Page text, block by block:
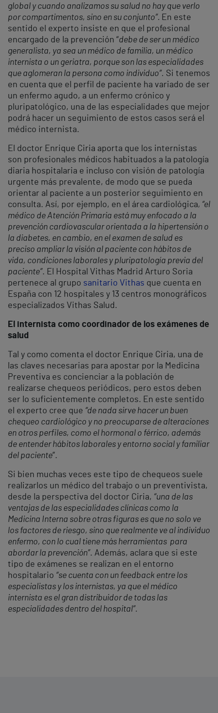
global y cuando analizamos su salud no hay que verlo
por compartimentos, sino en su conjunto”. En este
sentido el experto insiste en que el profesional
encargado de la prevención “debe de ser un médico
generalista, ya sea un médico de familia, un médico
internista o un geriatra, porque son las especialidades
que aglomeran la persona como individuo”. Si tenemos
en cuenta que el perfil de paciente ha variado de ser
un enfermo agudo, a un enfermo crónico y
pluripatológico, una de las especialidades que mejor
podrá hacer un seguimiento de estos casos será el
médico internista.
El doctor Enrique Ciria aporta que los internistas
son profesionales médicos habituados a la patología
diaria hospitalaria e incluso con visión de patología
urgente más prevalente, de modo que se pueda
orientar al paciente a un posterior seguimiento en
consulta. Así, por ejemplo, en el área cardiológica, “el
médico de Atención Primaria está muy enfocado a la
prevención cardiovascular orientada a la hipertensión o
la diabetes, en cambio, en el examen de salud es
preciso ampliar la visión al paciente con hábitos de
vida, condiciones laborales y pluripatología previa del
paciente”. El Hospital Vithas Madrid Arturo Soria
pertenece al grupo sanitario Vithas que cuenta en
España con 12 hospitales y 13 centros monográficos
especializados Vithas Salud.
El internista como coordinador de los exámenes de
salud
Tal y como comenta el doctor Enrique Ciria, una de
las claves necesarias para apostar por la Medicina
Preventiva es concienciar a la población de
realizarse chequeos periódicos, pero estos deben
ser lo suficientemente completos. En este sentido
el experto cree que “de nada sirve hacer un buen
chequeo cardiológico y no preocuparse de alteraciones
en otros perfiles, como el hormonal o férrico, además
de entender hábitos laborales y entorno social y familiar
del paciente”.
Si bien muchas veces este tipo de chequeos suele
realizarlos un médico del trabajo o un preventivista,
desde la perspectiva del doctor Ciria, “una de las
ventajas de las especialidades clínicas como la
Medicina Interna sobre otras figuras es que no solo ve
los factores de riesgo, sino que realmente ve al individuo
enfermo, con lo cual tiene más herramientas para
abordar la prevención”. Además, aclara que si este
tipo de exámenes se realizan en el entorno
hospitalario “se cuenta con un feedback entre los
especialistas y los internistas, ya que el médico
internista es el gran distribuidor de todas las
especialidades dentro del hospital”.